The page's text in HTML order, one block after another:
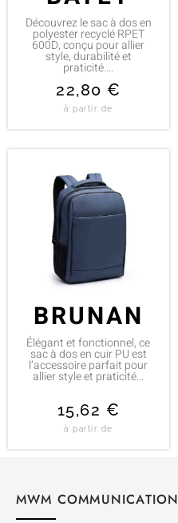
Découvrez le sac à dos en
polyester recyclé RPET
600D, conçu pour allier
style, durabilité et
praticité....
22,80 €
à partir de
BRUNAN
Élégant et fonctionnel, ce
sac à dos en cuir PU est
l’accessoire parfait pour
allier style et praticité...
15,62 €
à partir de
MWM COMMUNICATION